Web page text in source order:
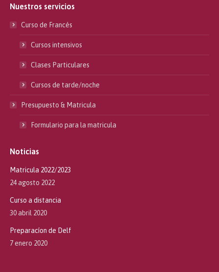
Nuestros servicios
Curso de Francés
Cursos intensivos
Clases Particulares
Cursos de tarde/noche
Presupuesto & Matricula
Formulario para la matricula
Noticias
Matricula 2022/2023
24 agosto 2022
Curso a distancia
30 abril 2020
Preparacíon de Delf
7 enero 2020